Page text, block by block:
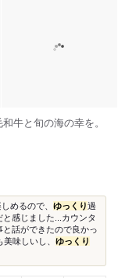
牛と旬の海の幸を。
めるので、 ゆっくり過
感じました...カウンタ
と話ができたので良かっ
味しいし、 ゆっくり